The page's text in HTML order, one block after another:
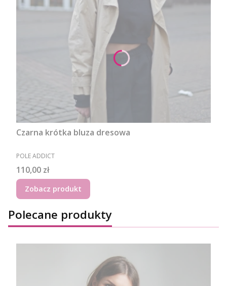
Czarna krótka bluza dresowa
PRODUCENT
POLE ADDICT
Cena
110,00 zł
Zobacz produkt
Polecane produkty